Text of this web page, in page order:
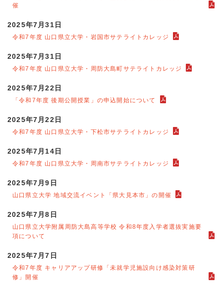
催
2025年7月31日
令和7年度 山口県立大学・岩国市サテライトカレッジ
2025年7月31日
令和7年度 山口県立大学・周防大島町サテライトカレッジ
2025年7月22日
「令和7年度 後期公開授業」の申込開始について
2025年7月22日
令和7年度 山口県立大学・下松市サテライトカレッジ
2025年7月14日
令和7年度 山口県立大学・周南市サテライトカレッジ
2025年7月9日
山口県立大学 地域交流イベント「県大見本市」の開催
2025年7月8日
山口県立大学附属周防大島高等学校 令和8年度入学者選抜実施要
項について
2025年7月7日
令和7年度 キャリアアップ研修「未就学児施設向け感染対策研
修」開催